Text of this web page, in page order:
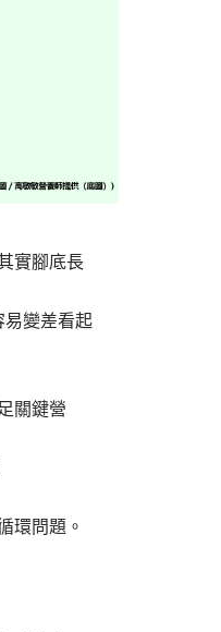
實腳底長
易變差看起
關鍵營
環問題。